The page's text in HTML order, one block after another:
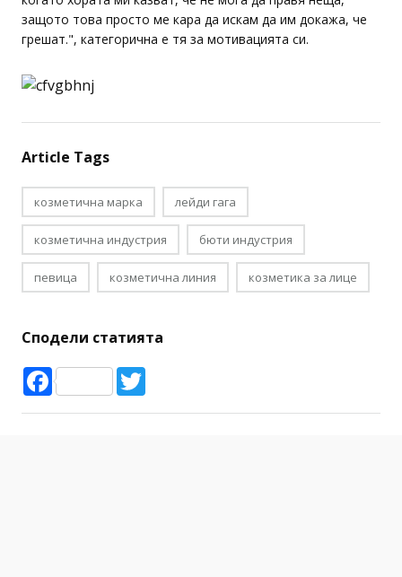
защото това просто ме кара да искам да им докажа, че
грешат.", категорична е тя за мотивацията си.
Article Tags
козметична марка лейди гага
козметична индустрия бюти индустрия
певица козметична линия козметика за лице
Сподели статията
Facebook